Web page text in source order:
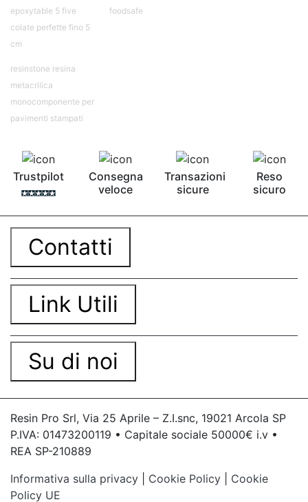
epoxytable 5 five
colate perfette fino 5
cm
foodsafe
resinstone resina
metacrilica
monocomponente per
pavimenti stampati
Trustpilot
Consegna
veloce
Transazioni
sicure
Reso
sicuro
Contatti
Link Utili
Su di noi
Resin Pro Srl, Via 25 Aprile – Z.I.snc, 19021 Arcola SP
P.IVA: 01473200119 • Capitale sociale 50000€ i.v •
REA SP-210889
Informativa sulla privacy
Cookie Policy
Cookie
Policy UE